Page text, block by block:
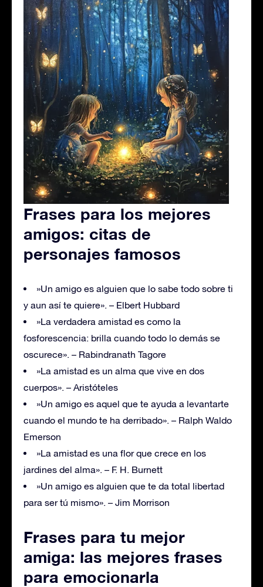
Frases para los mejores
amigos: citas de
personajes famosos
»Un amigo es alguien que lo sabe todo sobre ti
y aun así te quiere». – Elbert Hubbard
»La verdadera amistad es como la
fosforescencia: brilla cuando todo lo demás se
oscurece». – Rabindranath Tagore
»La amistad es un alma que vive en dos
cuerpos». – Aristóteles
»Un amigo es aquel que te ayuda a levantarte
cuando el mundo te ha derribado». – Ralph Waldo
Emerson
»La amistad es una flor que crece en los
jardines del alma». – F. H. Burnett
»Un amigo es alguien que te da total libertad
para ser tú mismo». – Jim Morrison
Frases para tu mejor
amiga: las mejores frases
para emocionarla